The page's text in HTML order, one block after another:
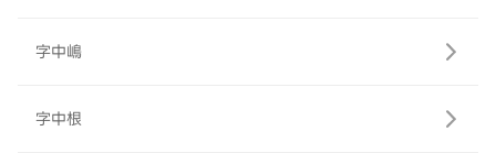
字中嶋
字中根